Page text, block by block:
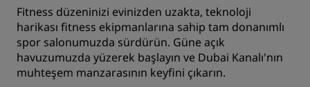
Fitness düzeninizi evinizden uzakta, teknoloji
harikası fitness ekipmanlarına sahip tam donanımlı
spor salonumuzda sürdürün. Güne açık
havuzumuzda yüzerek başlayın ve Dubai Kanalı'nın
muhteşem manzarasının keyfini çıkarın.